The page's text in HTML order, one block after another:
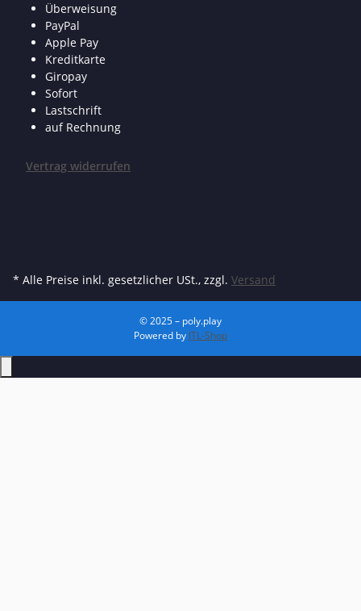
Überweisung
PayPal
Apple Pay
Kreditkarte
Giropay
Sofort
Lastschrift
auf Rechnung
Vertrag widerrufen
* Alle Preise inkl. gesetzlicher USt., zzgl. Versand
© 2025 – poly.play
Powered by JTL-Shop